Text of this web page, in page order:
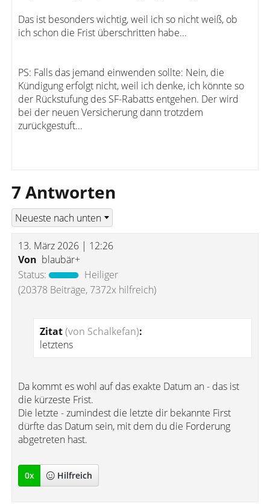
Das ist besonders wichtig, weil ich so nicht weiß, ob
ich schon die Frist überschritten habe...
PS: Falls das jemand einwenden sollte: Nein, die
Kündigung erfolgt nicht, weil ich denke, ich könnte so
der Rückstufung des SF-Rabatts entgehen. Der wird
bei der neuen Versicherung dann trotzdem
zurückgestuft...
7 Antworten
13. März 2026 | 12:26
Von blaubär+
Status:
Heiliger
(20378 Beiträge, 7372x hilfreich)
Zitat(von Schalkefan):
letztens
Da kommt es wohl auf das exakte Datum an - das ist
die kürzeste Frist.
Die letzte - zumindest die letzte dir bekannte First
dürfte das Datum sein, mit dem du die Forderung
abgetreten hast.
0x Hilfreich